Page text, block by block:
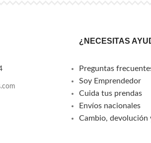
¿NECESITAS
Preguntas
Soy Emprendedor
Cuida tus prendas
Envíos nacionales
Cambio, devolución